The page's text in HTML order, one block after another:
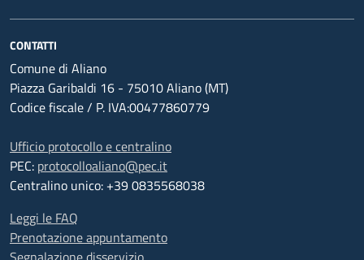
CONTATTI
Comune di Aliano
Piazza Garibaldi 16 - 75010 Aliano (MT)
Codice fiscale / P. IVA:00477860779
Ufficio protocollo e centralino
PEC: protocolloaliano@pec.it
Centralino unico: +39 0835568038
Leggi le FAQ
Prenotazione appuntamento